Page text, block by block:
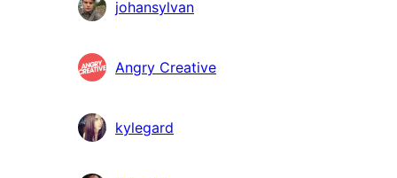
Bidragsydere
johansylvan
Angry Creative
kylegard